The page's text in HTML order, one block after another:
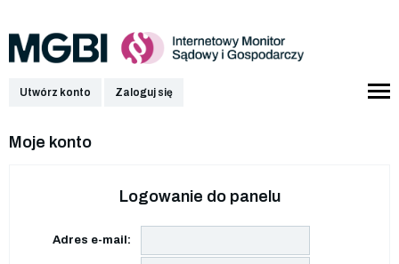
Utwórz konto Zaloguj się
Moje konto
Logowanie do panelu
Adres e-mail: